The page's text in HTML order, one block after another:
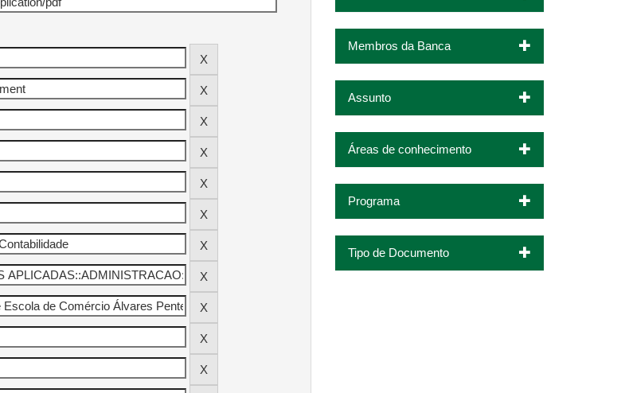
Membros da Banca
Assunto
Áreas de conhecimento
Programa
Tipo de Documento